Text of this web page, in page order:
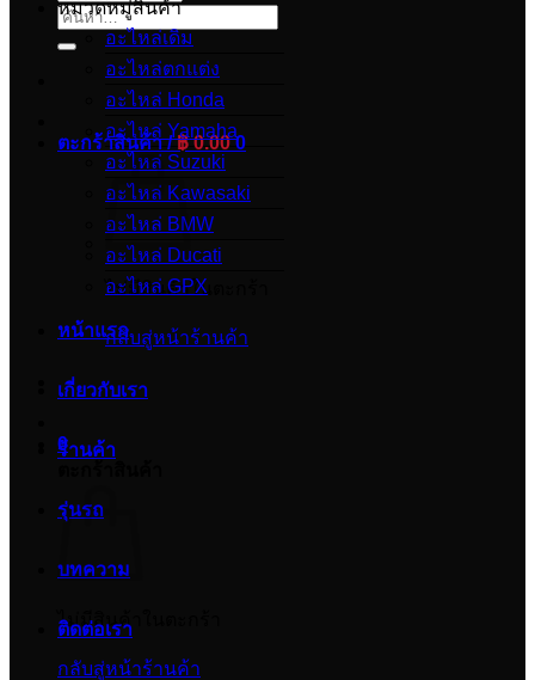
ค้นหา:
ตะกร้าสินค้า /฿0.00 0
ไม่มีสินค้าในตะกร้า
กลับสู่หน้าร้านค้า
0
ไม่มีสินค้าในตะกร้า
กลับสู่หน้าร้านค้า
หมวดหมู่สินค้า
อะไหล่เดิม
อะไหล่ตกแต่ง
อะไหล่ Honda
อะไหล่ Yamaha
อะไหล่ Suzuki
อะไหล่ Kawasaki
อะไหล่ BMW
อะไหล่ Ducati
อะไหล่ GPX
หน้าแรก
เกี่ยวกับเรา
ร้านค้า
รุ่นรถ
บทความ
ติดต่อเรา